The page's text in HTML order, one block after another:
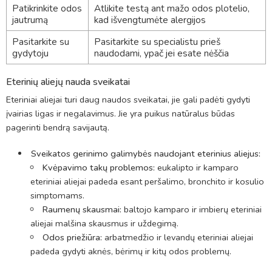
Patikrinkite odos
jautrumą
Atlikite testą ant mažo odos plotelio,
kad išvengtumėte alergijos
Pasitarkite su
gydytoju
Pasitarkite su specialistu prieš
naudodami, ypač jei esate nėščia
Eterinių aliejų nauda sveikatai
Eteriniai aliejai turi daug naudos sveikatai, jie gali padėti gydyti
įvairias ligas ir negalavimus. Jie yra puikus natūralus būdas
pagerinti bendrą savijautą.
Sveikatos gerinimo galimybės naudojant eterinius aliejus:
Kvėpavimo takų problemos: eukalipto ir kamparo
eteriniai aliejai padeda esant peršalimo, bronchito ir kosulio
simptomams.
Raumenų skausmai: baltojo kamparo ir imbierų eteriniai
aliejai malšina skausmus ir uždegimą.
Odos priežiūra: arbatmedžio ir levandų eteriniai aliejai
padeda gydyti aknės, bėrimų ir kitų odos problemų.